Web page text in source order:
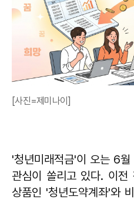
[사진=제미나이]
'청년미래적금'이 오는 6월
관심이 쏠리고 있다. 이전
상품인 '청년도약계좌'와